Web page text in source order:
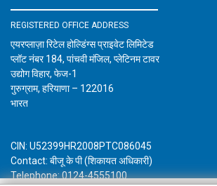
REGISTERED OFFICE ADDRESS
एयरप्लाज़ा रिटेल होल्डिंग्स प्राइवेट लिमिटेड
प्लॉट नंबर 184, पांचवी मंजिल, प्लेटिनम टावर
उद्योग विहार, फेज-1
गुरुग्राम, हरियाणा – 122016
भारत
CIN: U52399HR2008PTC086045
Contact: बीजू के पी (शिकायत अधिकारी)
Telephone: 0124-4555100